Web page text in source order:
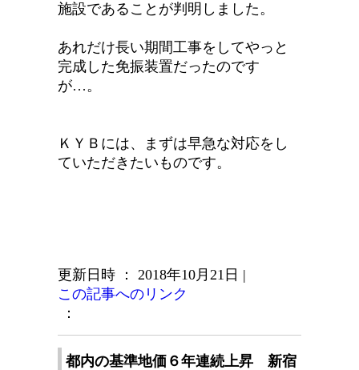
施設であることが判明しました。
あれだけ長い期間工事をしてやっと
完成した免振装置だったのです
が…。
ＫＹＢには、まずは早急な対応をし
ていただきたいものです。
更新日時 ： 2018年10月21日 |
この記事へのリンク
：
都内の基準地価６年連続上昇 新宿